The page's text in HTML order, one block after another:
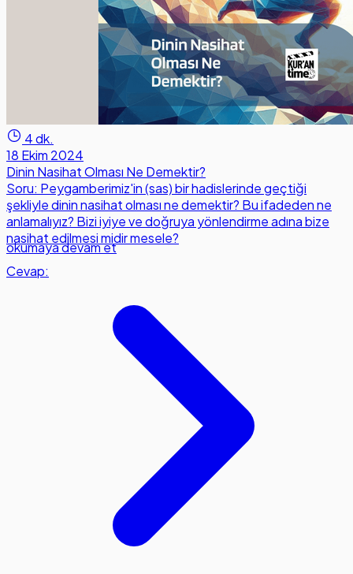
4 dk.
18 Ekim 2024
Dinin Nasihat Olması Ne Demektir?
Soru: Peygamberimiz'in (sas) bir hadislerinde geçtiği
şekliyle dinin nasihat olması ne demektir? Bu ifadeden ne
anlamalıyız? Bizi iyiye ve doğruya yönlendirme adına bize
nasihat edilmesi midir mesele?
Cevap:
okumaya devam et